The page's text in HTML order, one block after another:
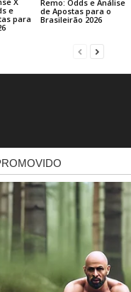
e
para
Remo: Odds e Análise
de Apostas para o
Brasileirão 2026